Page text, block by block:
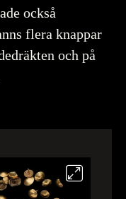
också
flera knappar
och på